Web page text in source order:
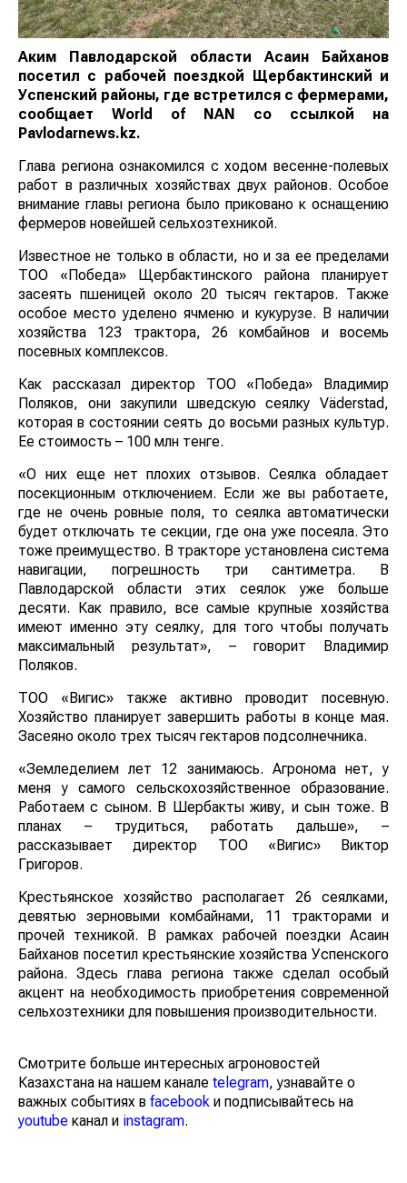
Аким Павлодарской области Асаин Байханов
посетил с рабочей поездкой Щербактинский и
Успенский районы, где встретился с фермерами,
сообщает World of NAN со ссылкой на
Pavlodarnews.kz.
Глава региона ознакомился с ходом весенне-полевых
работ в различных хозяйствах двух районов. Особое
внимание главы региона было приковано к оснащению
фермеров новейшей сельхозтехникой.
Известное не только в области, но и за ее пределами
ТОО «Победа» Щербактинского района планирует
засеять пшеницей около 20 тысяч гектаров. Также
особое место уделено ячменю и кукурузе. В наличии
хозяйства 123 трактора, 26 комбайнов и восемь
посевных комплексов.
Как рассказал директор ТОО «Победа» Владимир
Поляков, они закупили шведскую сеялку Väderstad,
которая в состоянии сеять до восьми разных культур.
Ее стоимость – 100 млн тенге.
«О них еще нет плохих отзывов. Сеялка обладает
посекционным отключением. Если же вы работаете,
где не очень ровные поля, то сеялка автоматически
будет отключать те секции, где она уже посеяла. Это
тоже преимущество. В тракторе установлена система
навигации, погрешность три сантиметра. В
Павлодарской области этих сеялок уже больше
десяти. Как правило, все самые крупные хозяйства
имеют именно эту сеялку, для того чтобы получать
максимальный результат», – говорит Владимир
Поляков.
ТОО «Вигис» также активно проводит посевную.
Хозяйство планирует завершить работы в конце мая.
Засеяно около трех тысяч гектаров подсолнечника.
«Земледелием лет 12 занимаюсь. Агронома нет, у
меня у самого сельскохозяйственное образование.
Работаем с сыном. В Шербакты живу, и сын тоже. В
планах – трудиться, работать дальше», –
рассказывает директор ТОО «Вигис» Виктор
Григоров.
Крестьянское хозяйство располагает 26 сеялками,
девятью зерновыми комбайнами, 11 тракторами и
прочей техникой. В рамках рабочей поездки Асаин
Байханов посетил крестьянские хозяйства Успенского
района. Здесь глава региона также сделал особый
акцент на необходимость приобретения современной
сельхозтехники для повышения производительности.
Смотрите больше интересных агроновостей
Казахстана на нашем канале telegram, узнавайте о
важных событиях в facebook и подписывайтесь на
youtube канал и instagram.